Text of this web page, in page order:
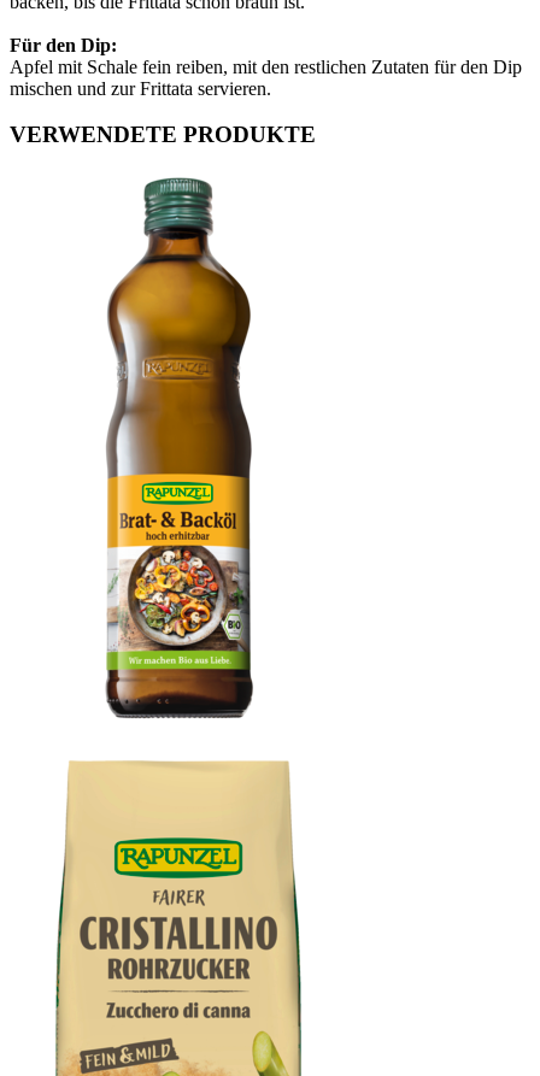
Für den Dip:
Apfel mit Schale fein reiben, mit den restlichen Zutaten für den Dip
mischen und zur Frittata servieren.
VERWENDETE PRODUKTE